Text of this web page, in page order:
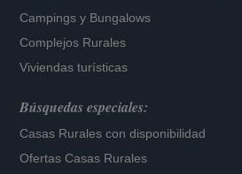
Campings y Bungalows
Complejos Rurales
Viviendas turísticas
Búsquedas especiales:
Casas Rurales con disponibilidad
Ofertas Casas Rurales